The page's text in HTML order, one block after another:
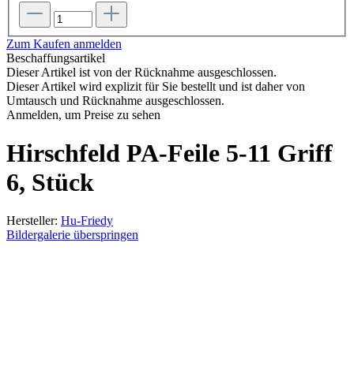
Zum Kaufen anmelden
Beschaffungsartikel
Dieser Artikel ist von der Rücknahme ausgeschlossen.
Dieser Artikel wird explizit für Sie bestellt und ist daher von
Umtausch und Rücknahme ausgeschlossen.
Anmelden, um Preise zu sehen
Hirschfeld PA-Feile 5-11 Griff
6, Stück
Hersteller: Hu-Friedy
Bildergalerie überspringen